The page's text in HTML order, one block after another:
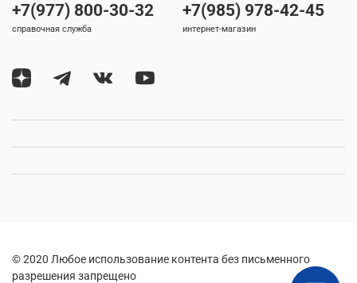
+7(977) 800-30-32
справочная служба
+7(985) 978-42-45
интернет-магазин
© 2020 Любое использование контента без письменного
разрешения запрещено